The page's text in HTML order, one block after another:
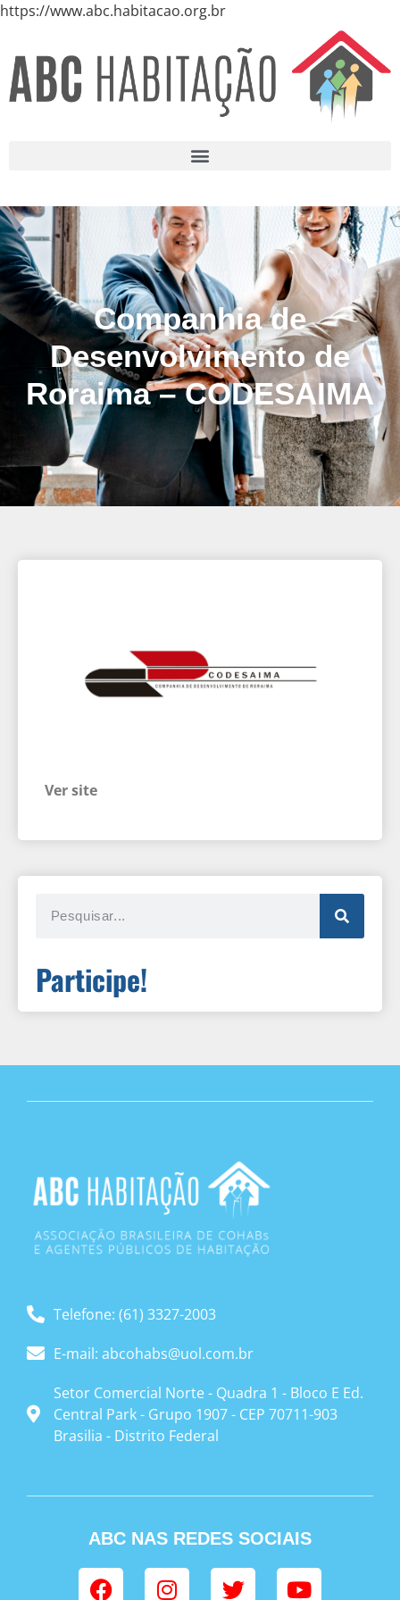
https://www.abc.habitacao.org.br
Companhia de
Desenvolvimento de
Roraima – CODESAIMA
Ver site
Participe!
Telefone: (61) 3327-2003
E-mail: abcohabs@uol.com.br
Setor Comercial Norte - Quadra 1 - Bloco E Ed.
Central Park - Grupo 1907 - CEP 70711-903
Brasilia - Distrito Federal
ABC NAS REDES SOCIAIS